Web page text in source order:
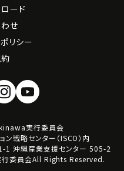
ード
せ
リシー
実行委員会
戦略センター（ISCO）内
沖縄産業支援センター 505-2
委員会All Rights Reserved.